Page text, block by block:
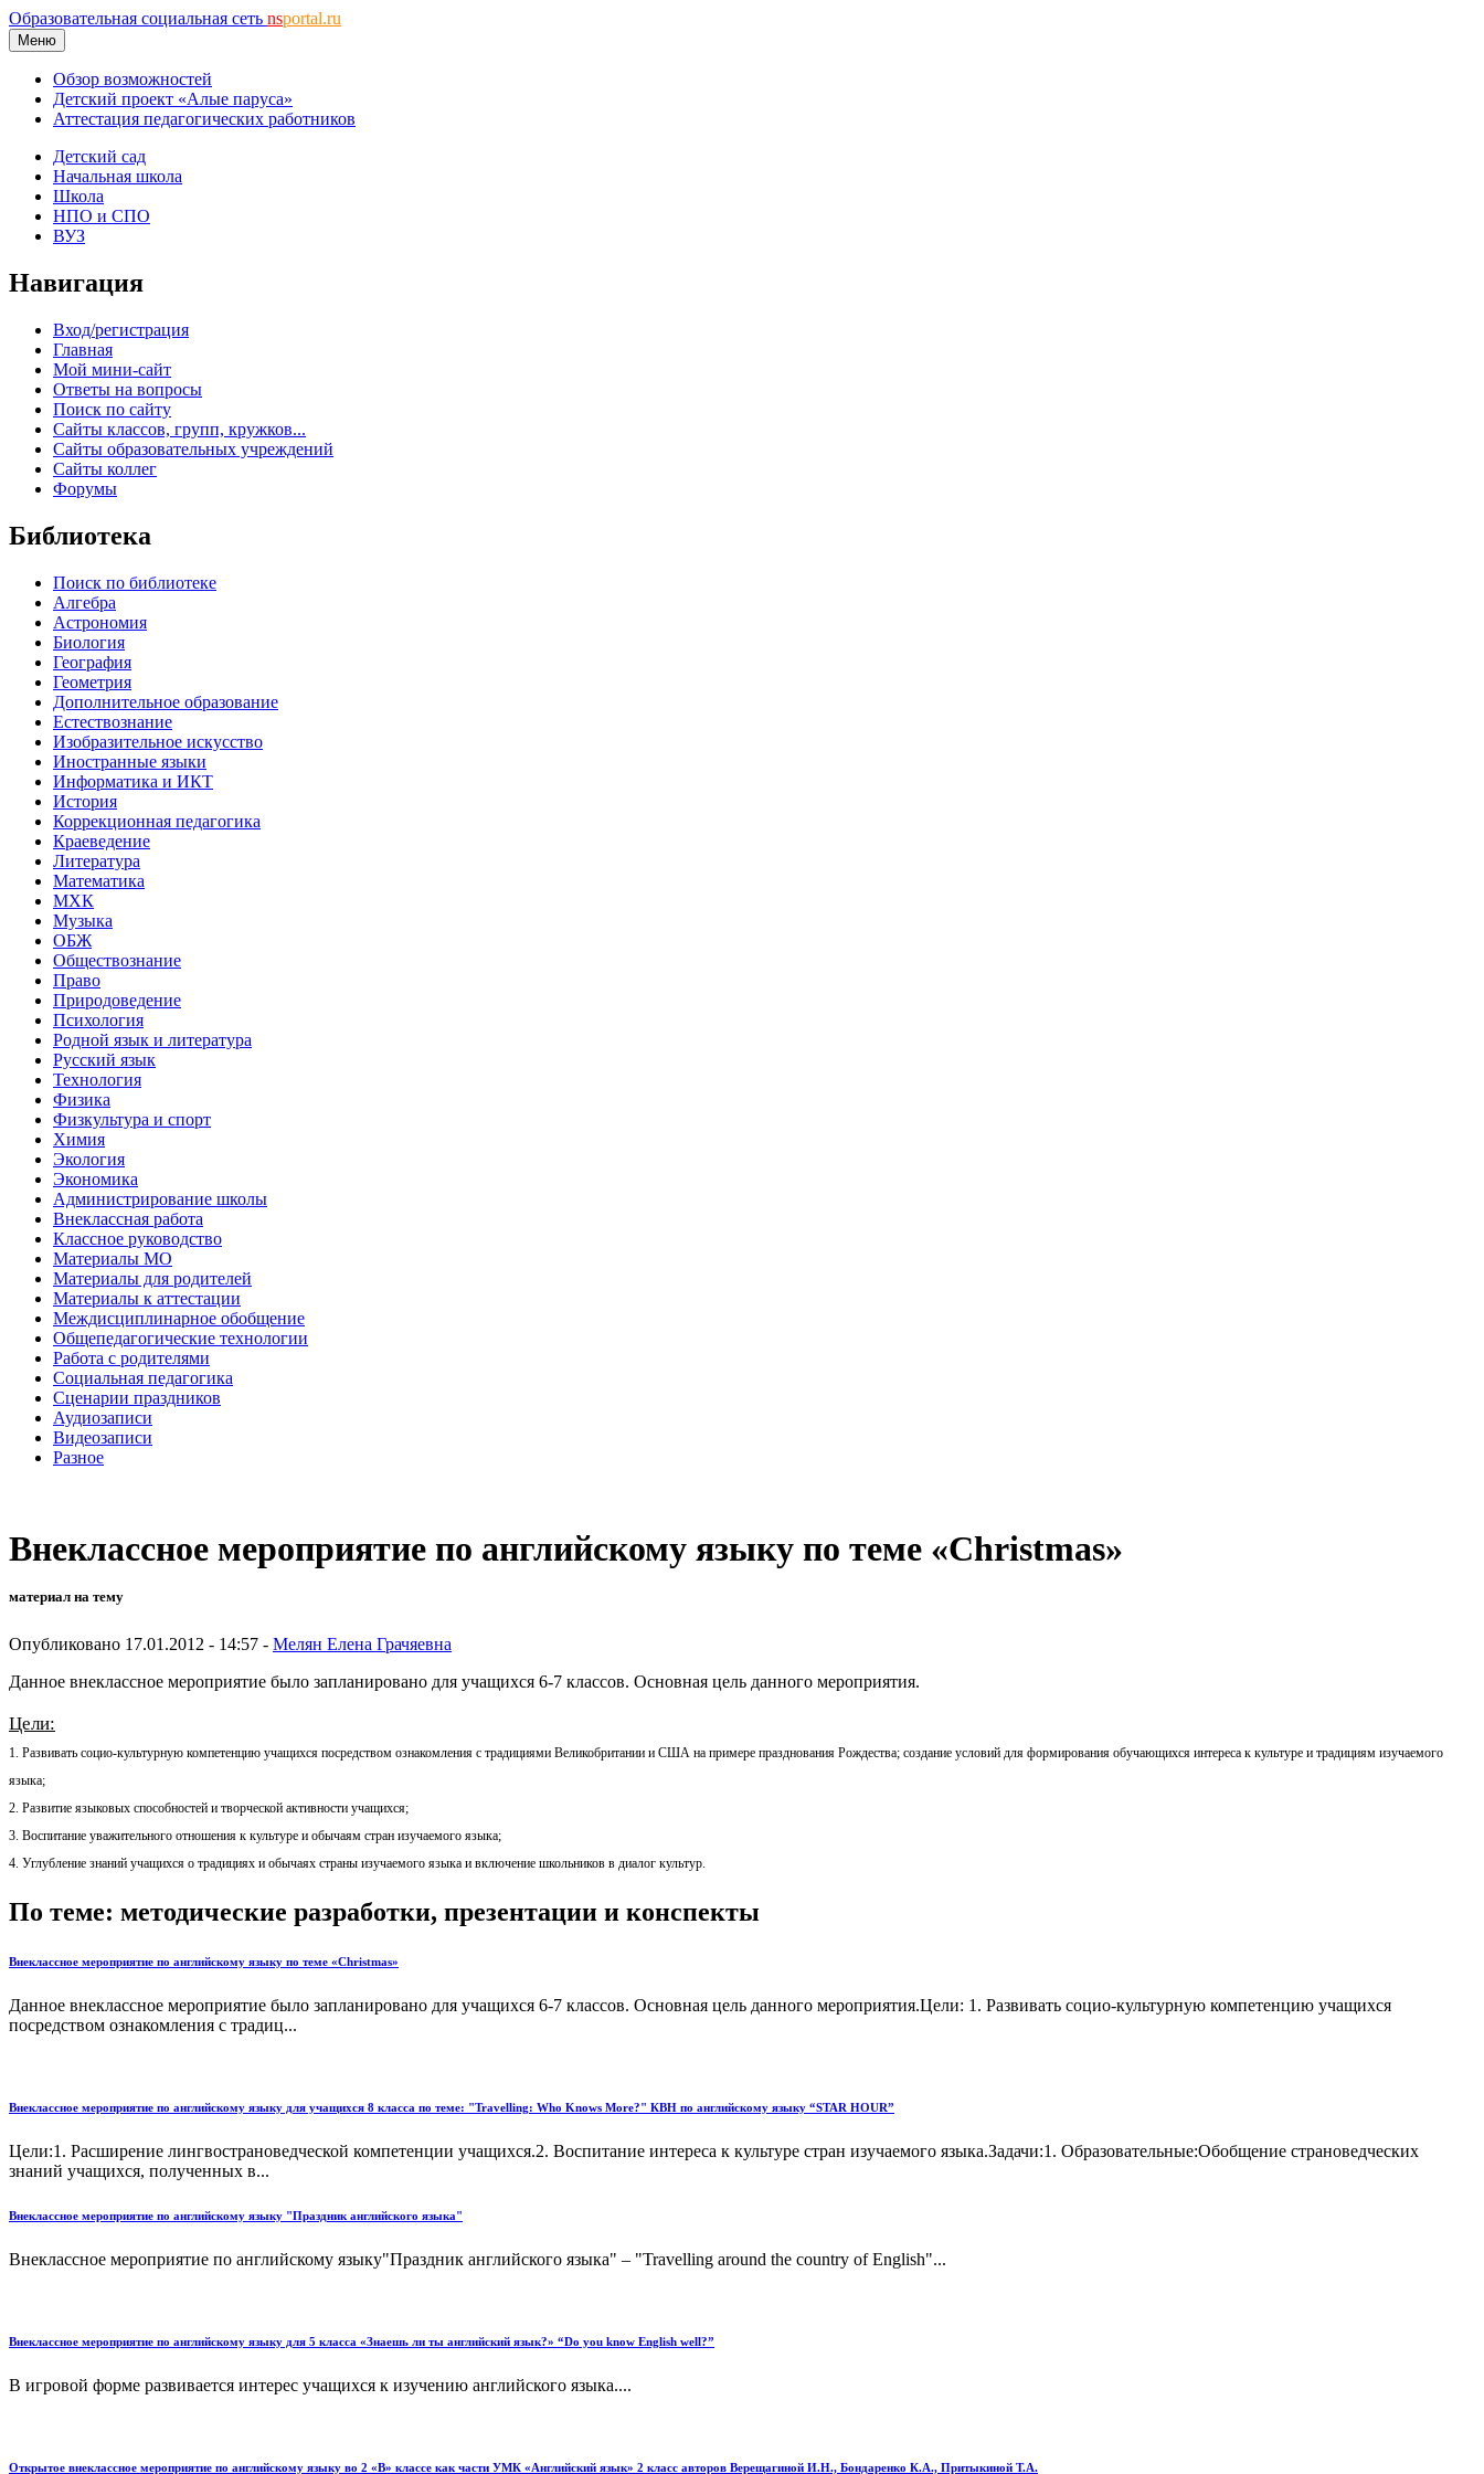
Образовательная социальная сеть nsportal.ru
Меню
Обзор возможностей
Детский проект «Алые паруса»
Аттестация педагогических работников
Детский сад
Начальная школа
Школа
НПО и СПО
ВУЗ
Навигация
Вход/регистрация
Главная
Мой мини-сайт
Ответы на вопросы
Поиск по сайту
Сайты классов, групп, кружков...
Сайты образовательных учреждений
Сайты коллег
Форумы
Библиотека
Поиск по библиотеке
Алгебра
Астрономия
Биология
География
Геометрия
Дополнительное образование
Естествознание
Изобразительное искусство
Иностранные языки
Информатика и ИКТ
История
Коррекционная педагогика
Краеведение
Литература
Математика
МХК
Музыка
ОБЖ
Обществознание
Право
Природоведение
Психология
Родной язык и литература
Русский язык
Технология
Физика
Физкультура и спорт
Химия
Экология
Экономика
Администрирование школы
Внеклассная работа
Классное руководство
Материалы МО
Материалы для родителей
Материалы к аттестации
Междисциплинарное обобщение
Общепедагогические технологии
Работа с родителями
Социальная педагогика
Сценарии праздников
Аудиозаписи
Видеозаписи
Разное
Внеклассное мероприятие по английскому языку по теме «Сhristmas»
материал на тему
Опубликовано 17.01.2012 - 14:57 - Мелян Елена Грачяевна
Данное внеклассное мероприятие было запланировано для учащихся 6-7 классов. Основная цель данного мероприятия.
Цели:
1. Развивать социо-культурную компетенцию учащихся посредством ознакомления с традициями Великобритании и США на примере празднования Рождества; создание условий для формирования обучающихся интереса к культуре и традициям изучаемого
языка;
2. Развитие языковых способностей и творческой активности учащихся;
3. Воспитание уважительного отношения к культуре и обычаям стран изучаемого языка;
4. Углубление знаний учащихся о традициях и обычаях страны изучаемого языка и включение школьников в диалог культур.
По теме: методические разработки, презентации и конспекты
Внеклассное мероприятие по английскому языку по теме «Сhristmas»
Данное внеклассное мероприятие было запланировано для учащихся 6-7 классов. Основная цель данного мероприятия.Цели: 1. Развивать социо-культурную компетенцию учащихся
посредством ознакомления с традиц...
Внеклассное мероприятие по английскому языку для учащихся 8 класса по теме: "Travelling: Who Knows More?" КВН по английскому языку “STAR HOUR”
Цели:1. Расширение лингвострановедческой компетенции учащихся.2. Воспитание интереса к культуре стран изучаемого языка.Задачи:1. Образовательные:Обобщение страноведческих
знаний учащихся, полученных в...
Внеклассное мероприятие по английскому языку "Праздник английского языка"
Внеклассное мероприятие по английскому языку"Праздник английского языка" – "Travelling around the country of English"...
Внеклассное мероприятие по английскому языку для 5 класса «Знаешь ли ты английский язык?» “Do you know English well?”
В игровой форме развивается интерес учащихся к изучению английского языка....
Открытое внеклассное мероприятие по английскому языку во 2 «В» классе как части УМК «Английский язык» 2 класс авторов Верещагиной И.Н., Бондаренко К.А., Притыкиной Т.А.